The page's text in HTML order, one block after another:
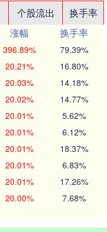
个股流出
换手率
涨幅
换手率
396.89% 79.39%
20.21% 16.80%
20.03% 14.18%
20.02% 14.77%
20.01% 5.62%
20.01% 6.12%
20.01% 18.37%
20.01% 6.83%
20.01% 17.26%
20.00% 7.68%